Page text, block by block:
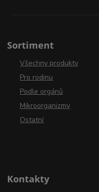
Sortiment
Všechny produkty
Pro rodinu
Podle orgánů
Mikroorganizmy
Ostatní
Kontakty